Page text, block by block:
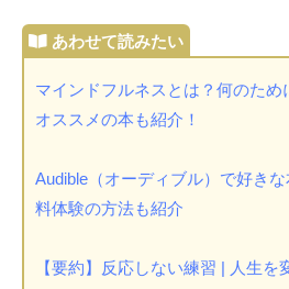
マインドフルネスとは？何のた
オススメの本も紹介！
Audible（オーディブル）で好き
料体験の方法も紹介
【要約】反応しない練習 | 人生を